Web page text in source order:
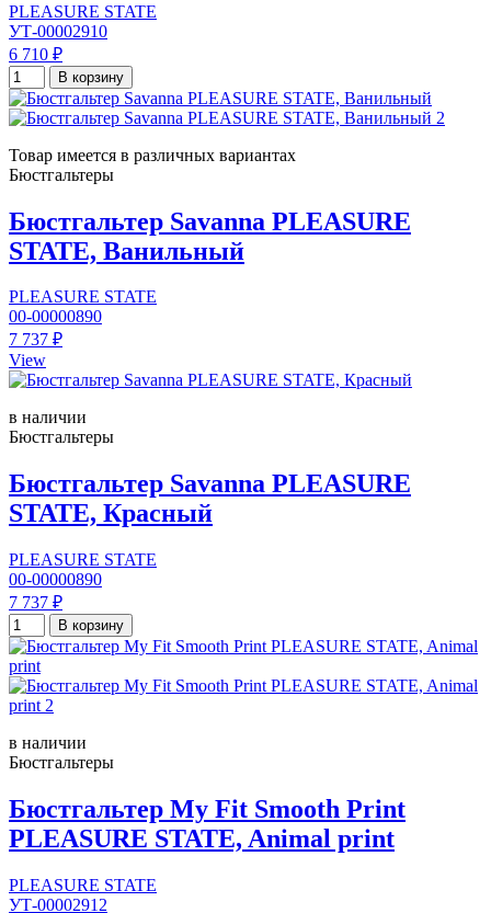
PLEASURE STATE
УТ-00002910
6 710 ₽
В корзину
Товар имеется в различных вариантах
Бюстгальтеры
Бюстгальтер Savanna PLEASURE
STATE, Ванильный
PLEASURE STATE
00-00000890
7 737 ₽
View
в наличии
Бюстгальтеры
Бюстгальтер Savanna PLEASURE
STATE, Красный
PLEASURE STATE
00-00000890
7 737 ₽
В корзину
в наличии
Бюстгальтеры
Бюстгальтер My Fit Smooth Print
PLEASURE STATE, Animal print
PLEASURE STATE
УТ-00002912